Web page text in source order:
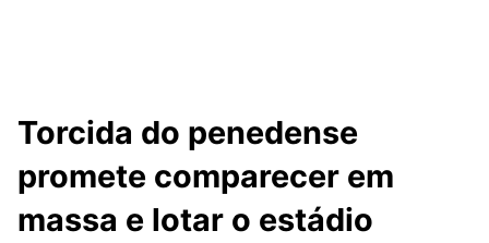
Torcida do penedense
promete comparecer em
massa e lotar o estádio